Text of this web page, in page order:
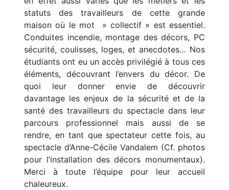
statuts des travailleurs de cette grande
maison où le mot » collectif » est essentiel.
Conduites incendie, montage des décors, PC
sécurité, coulisses, loges, et anecdotes… Nos
étudiants ont eu un accès privilégié à tous ces
éléments, découvrant l’envers du décor. De
quoi leur donner envie de découvrir
davantage les enjeux de la sécurité et de la
santé des travailleurs du spectacle dans leur
parcours professionnel mais aussi de se
rendre, en tant que spectateur cette fois, au
spectacle d’Anne-Cécile Vandalem (Cf. photos
pour l’installation des décors monumentaux).
Merci à toute l’équipe pour leur accueil
chaleureux.